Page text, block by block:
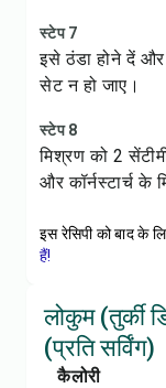
स्टेप 7
इसे ठंडा होने दें
सेट न हो जाए।
स्टेप 8
मिश्रण को 2
और कॉर्नस्टार्च के
इस रेसिपी को बाद के
हैं!
लोकुम (तुर्की
(प्रति सर्विंग)
कैलोरी